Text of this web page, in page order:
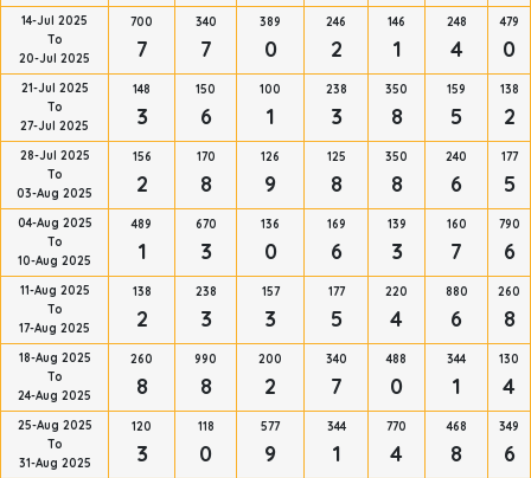
14-Jul 2025
To
20-Jul 2025
700
7
340
7
389
0
246
2
146
1
248
4
479
0
21-Jul 2025
To
27-Jul 2025
148
3
150
6
100
1
238
3
350
8
159
5
138
2
28-Jul 2025
To
03-Aug 2025
156
2
170
8
126
9
125
8
350
8
240
6
177
5
04-Aug 2025
To
10-Aug 2025
489
1
670
3
136
0
169
6
139
3
160
7
790
6
11-Aug 2025
To
17-Aug 2025
138
2
238
3
157
3
177
5
220
4
880
6
260
8
18-Aug 2025
To
24-Aug 2025
260
8
990
8
200
2
340
7
488
0
344
1
130
4
25-Aug 2025
To
31-Aug 2025
120
3
118
0
577
9
344
1
770
4
468
8
349
6